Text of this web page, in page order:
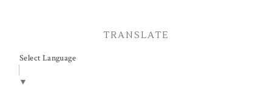
TRANSLATE
Select Language
▼